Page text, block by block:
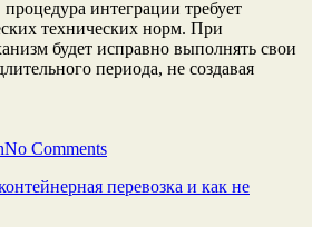
интеграции требует
технических норм. При
будет исправно выполнять свои
периода, не создавая
No Comments